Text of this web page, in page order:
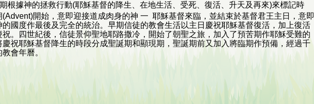
根據神的拯救行動(耶穌基督的降生、在地生活、受死、復活、升天及再來)來標記時
(Advent)開始，意即迎接道成肉身的神 一 耶穌基督來臨，並結束於基督君王主日，意即
國度作最後及完全的統治。早期信徒的教會生活以主日慶祝耶穌基督復活，加上復活
。四世紀後，信徒景仰聖地耶路撒冷，開始了朝聖之旅，加入了預苦期作耶穌受難的
慶祝耶穌基督降生的時段分成聖誕期和顯現期，聖誕期前又加入將臨期作預備，經過千
會年曆。